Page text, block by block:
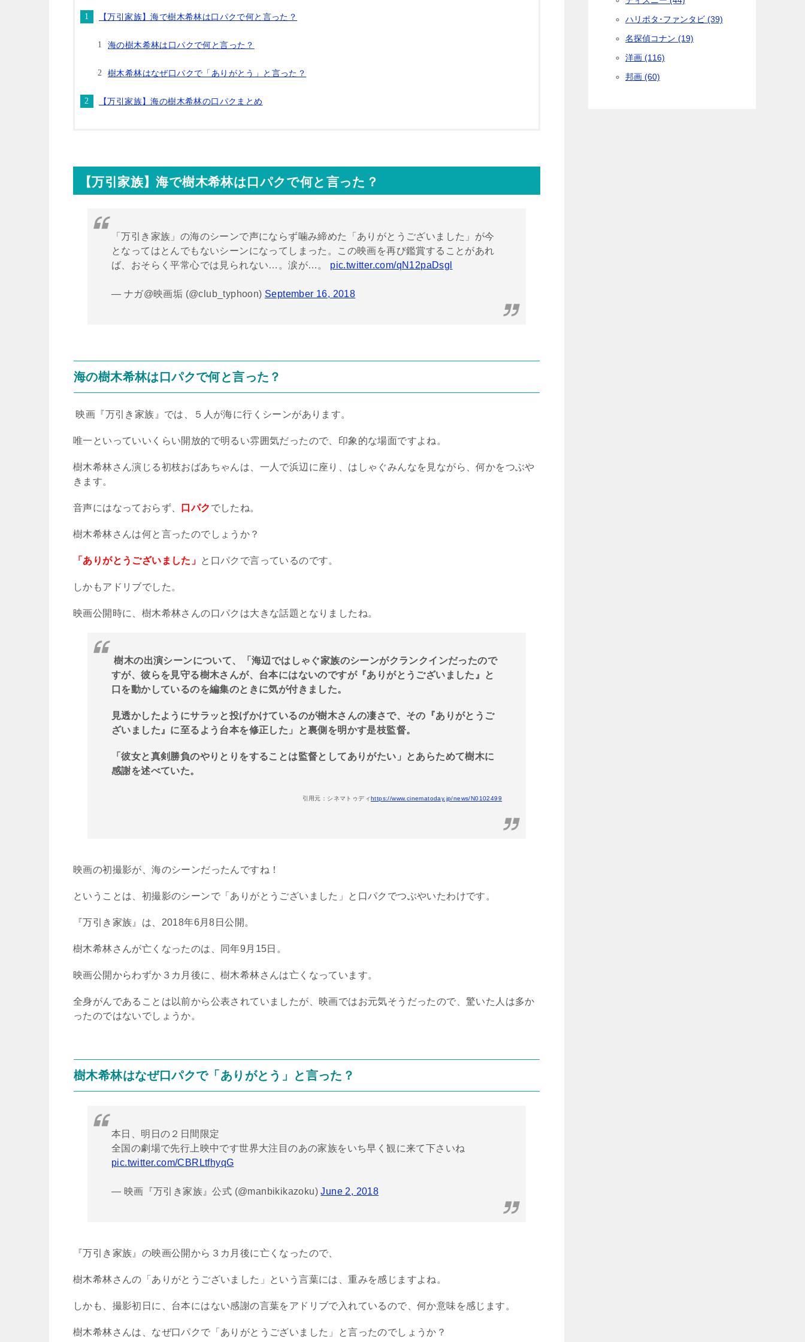
【万引家族】海で樹木希林は口パクで何と言った？
海の樹木希林は口パクで何と言った？
樹木希林はなぜ口パクで「ありがとう」と言った？
【万引家族】海の樹木希林の口パクまとめ
【万引家族】海で樹木希林は口パクで何と言った？
「万引き家族」の海のシーンで声にならず噛み締めた「ありがとうございました」が今
となってはとんでもないシーンになってしまった。この映画を再び鑑賞することがあれ
ば、おそらく平常心では見られない…。涙が…。 pic.twitter.com/qN12paDsgl
— ナガ@映画垢 (@club_typhoon) September 16, 2018
海の樹木希林は口パクで何と言った？
映画『万引き家族』では、５人が海に行くシーンがあります。
唯一といっていいくらい開放的で明るい雰囲気だったので、印象的な場面ですよね。
樹木希林さん演じる初枝おばあちゃんは、一人で浜辺に座り、はしゃぐみんなを見ながら、何かをつぶや
きます。
音声にはなっておらず、 口パク でしたね。
樹木希林さんは何と言ったのでしょうか？
「ありがとうございました」 と口パクで言っているのです。
しかもアドリブでした。
映画公開時に、樹木希林さんの口パクは大きな話題となりましたね。
樹木の出演シーンについて、「海辺ではしゃぐ家族のシーンがクランクインだったので
すが、彼らを見守る樹木さんが、台本にはないのですが『ありがとうございました』と
口を動かしているのを編集のときに気が付きました。
見透かしたようにサラッと投げかけているのが樹木さんの凄さで、その『ありがとうご
ざいました』に至るよう台本を修正した」と裏側を明かす是枝監督。
「彼女と真剣勝負のやりとりをすることは監督としてありがたい」とあらためて樹木に
感謝を述べていた。
引用元：シネマトゥディhttps://www.cinematoday.jp/news/N0102499
映画の初撮影が、海のシーンだったんですね！
ということは、初撮影のシーンで「ありがとうございました」と口パクでつぶやいたわけです。
『万引き家族』は、 2018年6月8 日公開。
樹木希林さんが亡くなったのは、同年9 月 15日。
映画公開からわずか３カ月後に、樹木希林さんは亡くなっています。
全身がんであることは以前から公表されていましたが、映画ではお元気そうだったので、驚いた人は多か
ったのではないでしょうか。
樹木希林はなぜ口パクで「ありがとう」と言った？
本日、明日の２日間限定
全国の劇場で先行上映中です世界大注目のあの家族をいち早く観に来て下さいね
pic.twitter.com/CBRLtfhyqG
— 映画『万引き家族』公式 (@manbikikazoku)June 2, 2018
『万引き家族』の映画公開から３カ月後に亡くなったので、
樹木希林さんの「ありがとうございました」という言葉には、重みを感じますよね。
しかも、撮影初日に、台本にはない感謝の言葉をアドリブで入れているので、何か意味を感じます。
樹木希林さんは、なぜ口パクで「ありがとうございました」と言ったのでしょうか？
ハリポタ･ファンタビ (39)
名探偵コナン (19)
洋画 (116)
邦画 (60)